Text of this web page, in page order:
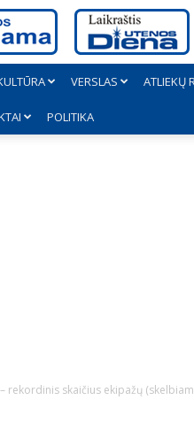
VERSLAS ATLIEKŲ
POLITIKA
– rekordinis skaičius ekipažų